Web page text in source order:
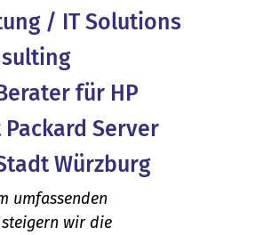
/ IT Solutions
für HP
Server
Würzburg
umfassenden
wir die